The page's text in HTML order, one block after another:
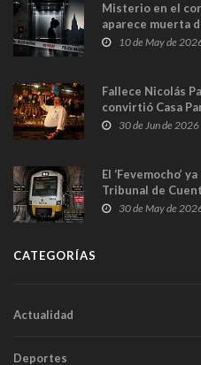
Misterio en el
aparece muerta
y las cámaras
10 de May de
Fallece Nicolás
convirtió Casa
en Madrid
30 de Jun de 2026
El ‘Fevemocho’
Tribunal de
sobrecoste de
30 de May de
CATEGORÍAS
Actualidad
Deportes